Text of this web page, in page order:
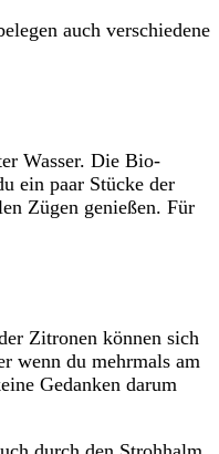
auch verschiedene
Wasser. Die Bio-
ein paar Stücke der
Zügen genießen. Für
Zitronen können sich
wenn du mehrmals am
Gedanken darum